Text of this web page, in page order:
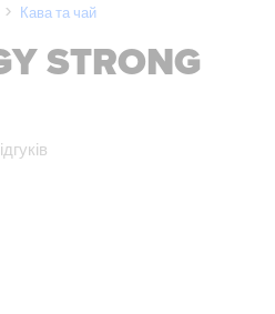
Кава та чай
STRONG